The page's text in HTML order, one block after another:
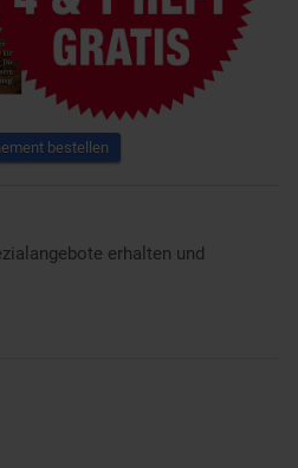
bestellen
erhalten und